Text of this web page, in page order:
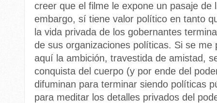
creer que el filme le expone un pasaje de
embargo, sí tiene valor político en tanto
la vida privada de los gobernantes
de sus organizaciones políticas. Si se
aquí la ambición, travestida de amistad,
conquista del cuerpo (y por ende del
difuminan para terminar siendo políticas
para meditar los detalles privados del